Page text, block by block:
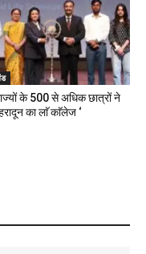
के 500 से अधिक छात्रों ने
का लाॅ काॅलेज ‘